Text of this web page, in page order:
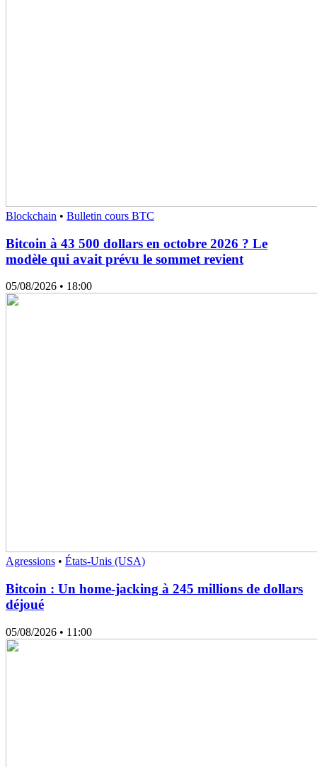
Blockchain • Bulletin cours BTC
Bitcoin à 43 500 dollars en octobre 2026 ? Le
modèle qui avait prévu le sommet revient
05/08/2026 • 18:00
Agressions • États-Unis (USA)
Bitcoin : Un home-jacking à 245 millions de dollars
déjoué
05/08/2026 • 11:00